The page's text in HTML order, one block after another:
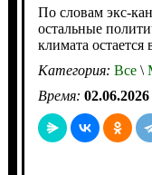
По словам экс-
остальные
климата
Категория: Все\
Время: